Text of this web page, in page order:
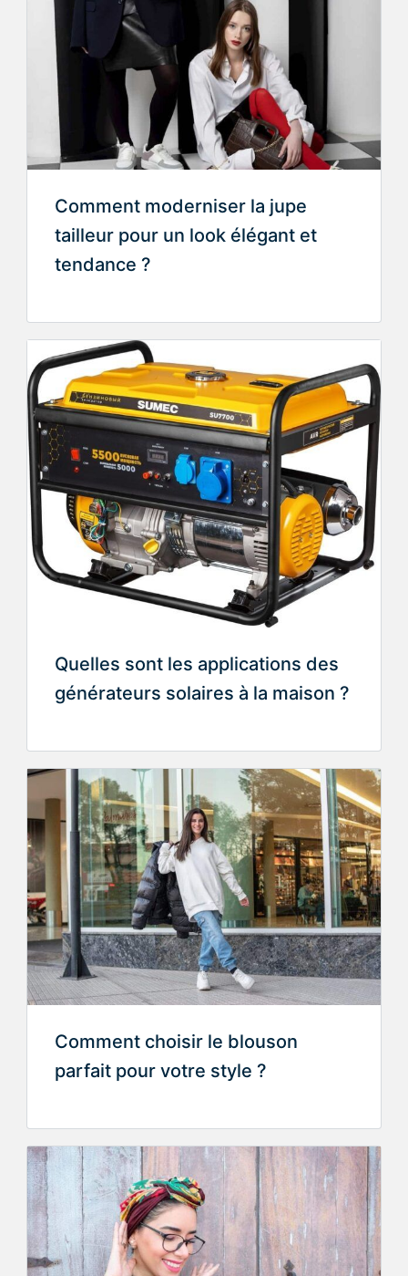
Comment moderniser la jupe
tailleur pour un look élégant et
tendance ?
Quelles sont les applications des
générateurs solaires à la maison ?
Comment choisir le blouson
parfait pour votre style ?